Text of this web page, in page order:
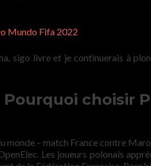
Mundo Fifa 2022
sigo livre et je continuerais à
Pourquoi choisir
monde – match France contre
Les joueurs polonais